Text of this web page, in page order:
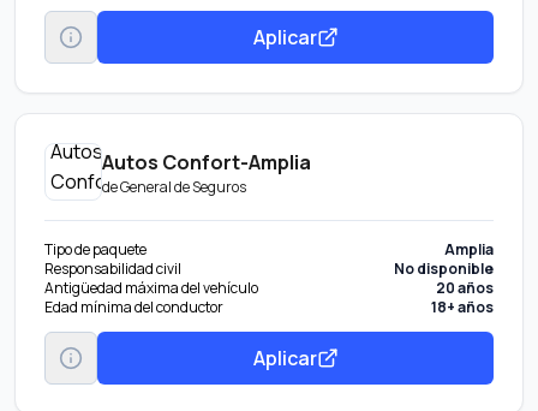
Aplicar
Autos Confort-Amplia
deGeneral de Seguros
Tipo de paquete
Amplia
Responsabilidad civil
No disponible
Antigüedad máxima del vehículo
20 años
Edad mínima del conductor
18+ años
Aplicar